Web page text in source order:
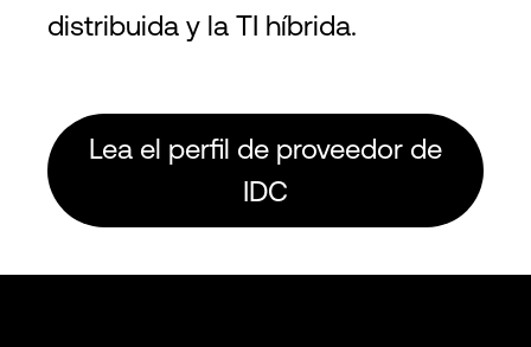
distribuida y la TI híbrida.
Lea el perfil de proveedor de
IDC